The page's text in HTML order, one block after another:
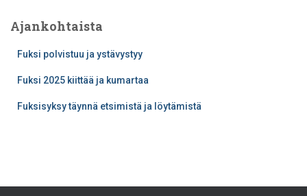
Ajankohtaista
Fuksi polvistuu ja ystävystyy
Fuksi 2025 kiittää ja kumartaa
Fuksisyksy täynnä etsimistä ja löytämistä